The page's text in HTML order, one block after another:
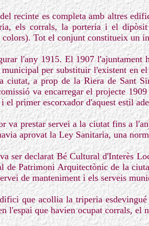
recinte es completa amb altres
els corrals, la porteria i el
Tot el conjunt constitueix un
l'any 1915. El 1907 l'ajuntament
municipal per substituir l'existent en
ciutat, a prop de la Riera de Sant
va encarregar el projecte
el primer escorxador d'aquest estil
va prestar servei a la ciutat fins a
aprovat la Ley Sanitaria, una
ser declarat Bé Cultural d'Interès
de Patrimoni Arquitectònic de la
de manteniment i els serveis
que acollia la triperia
l'espai que havien ocupat corrals, el